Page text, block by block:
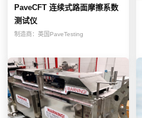
PaveCFT 连续式路面摩擦系数
测试仪
制造商： 英国PaveTesting